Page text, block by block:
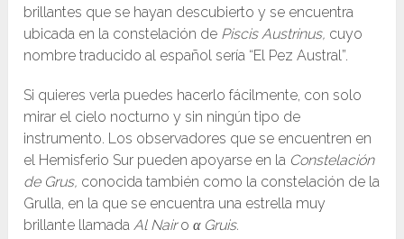
brillantes que se hayan descubierto y se encuentra
ubicada en la constelación de Piscis Austrinus, cuyo
nombre traducido al español sería “El Pez Austral”.
Si quieres verla puedes hacerlo fácilmente, con solo
mirar el cielo nocturno y sin ningún tipo de
instrumento. Los observadores que se encuentren en
el Hemisferio Sur pueden apoyarse en la Constelación
de Grus, conocida también como la constelación de la
Grulla, en la que se encuentra una estrella muy
brillante llamadaAl Nairoα Gruis.